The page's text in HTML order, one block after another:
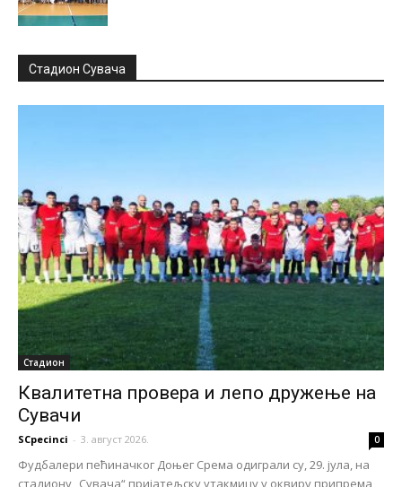
Стадион Сувача
Стадион
Квалитетна провера и лепо дружење на
Сувачи
SCpecinci - 3. август 2026. 0
Фудбалери пећиначког Доњег Срема одиграли су, 29. јула, на
стадиону „Сувача“ пријатељску утакмицу у оквиру припрема